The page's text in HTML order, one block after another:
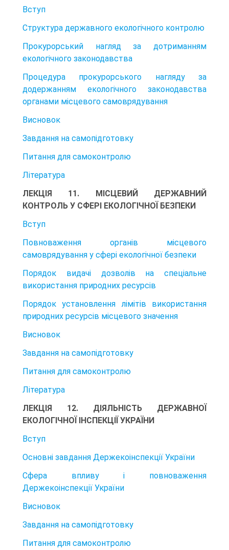
Вступ
Структура державного екологічного контролю
Прокурорський нагляд за дотриманням
екологічного законодавства
Процедура прокурорського нагляду за
додержанням екологічного законодавства
органами місцевого самоврядування
Висновок
Завдання на самопідготовку
Питання для самоконтролю
Література
ЛЕКЦІЯ 11. МІСЦЕВИЙ ДЕРЖАВНИЙ
КОНТРОЛЬ У СФЕРІ ЕКОЛОГІЧНОЇ БЕЗПЕКИ
Вступ
Повноваження органів місцевого
самоврядування у сфері екологічної безпеки
Порядок видачі дозволів на спеціальне
використання природних ресурсів
Порядок установлення лімітів використання
природних ресурсів місцевого значення
Висновок
Завдання на самопідготовку
Питання для самоконтролю
Література
ЛЕКЦІЯ 12. ДІЯЛЬНІСТЬ ДЕРЖАВНОЇ
ЕКОЛОГІЧНОЇ ІНСПЕКЦІЇ УКРАЇНИ
Вступ
Основні завдання Держекоінспекції України
Сфера впливу і повноваження
Держекоінспекції України
Висновок
Завдання на самопідготовку
Питання для самоконтролю